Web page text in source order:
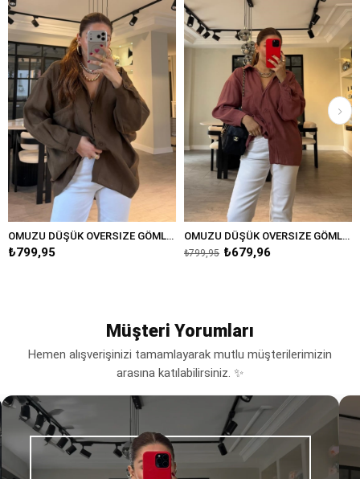
OMUZU DÜŞÜK OVERSIZE GÖMLEK/4612 OMUZU DÜŞÜK OVERSIZE GÖMLEK/4612
%15İndirim
PARLAK KLASİK
₺549,95
Müşteri Yorumları
Hemen alışverişinizi tamamlayarak mutlu müşterilerimizin
arasına katılabilirsiniz. ✨